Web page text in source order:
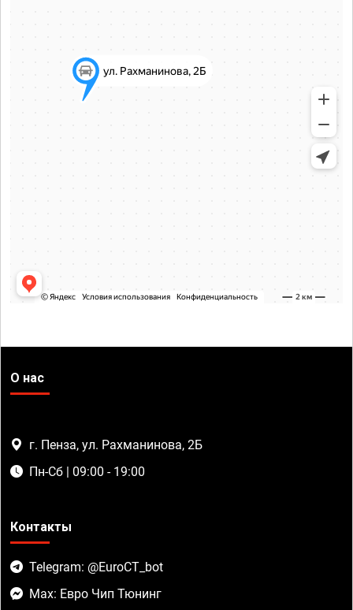
О нас
г. Пенза, ул. Рахманинова, 2Б
Пн-Сб | 09:00 - 19:00
Контакты
Telegram: @EuroCT_bot
Max: Евро Чип Тюнинг